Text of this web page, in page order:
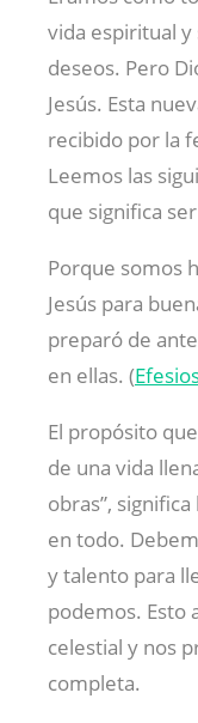
vida espiritual
deseos. Pero
Jesús. Esta
recibido por la
Leemos las
que significa
Porque somos
Jesús para
preparó de
en ellas. (
El propósito
de una vida
obras”,
en todo.
y talento para
podemos. Esto
celestial y nos
completa.